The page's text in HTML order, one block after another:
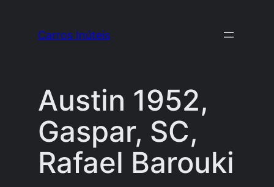
Carros Inúteis
Austin 1952,
Gaspar, SC,
Rafael Barouki